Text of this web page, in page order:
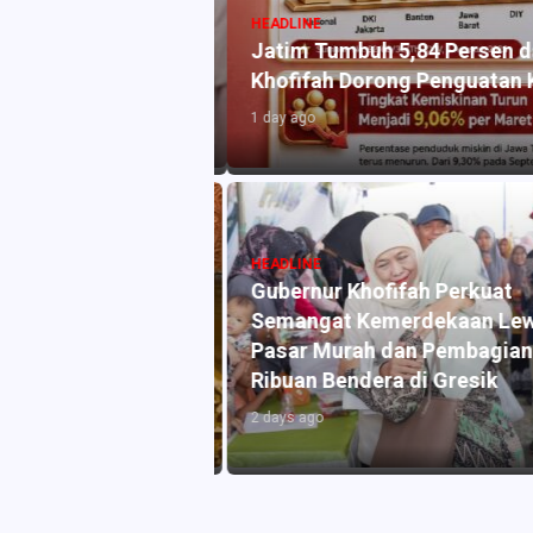
HEADLINE
Jatim Tumbuh 5,84 Persen
Khofifah Dorong Penguatan
1 day ago
HEADLINE
Gubernur Khofifah Perkuat
Semangat Kemerdekaan
Pasar Murah dan Pembagian
Ribuan Bendera di Gresik
2 days ago